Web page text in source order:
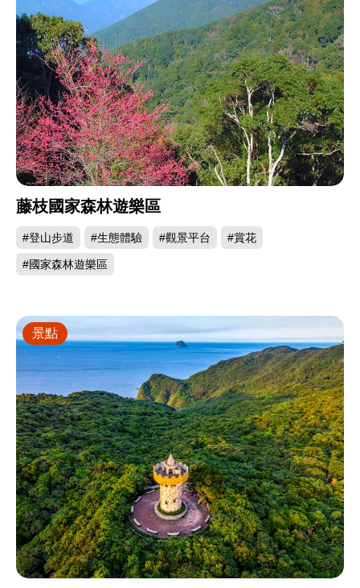
藤枝國家森林遊樂區
#登山步道 #生態體驗 #觀景平台 #賞花
#國家森林遊樂區
景點